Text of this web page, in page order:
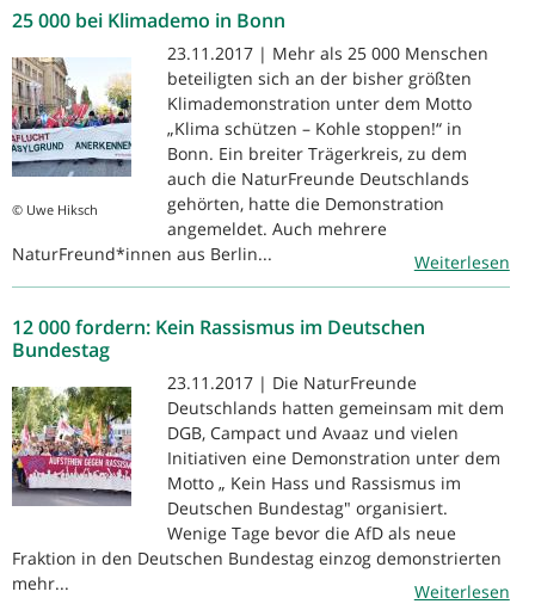
25 000 bei Klimademo in Bonn
© Uwe Hiksch
23.11.2017 | Mehr als 25 000 Menschen
beteiligten sich an der bisher größten
Klimademonstration unter dem Motto
„Klima schützen – Kohle stoppen!“ in
Bonn. Ein breiter Trägerkreis, zu dem
auch die NaturFreunde Deutschlands
gehörten, hatte die Demonstration
angemeldet. Auch mehrere
NaturFreund*innen aus Berlin...
Weiterlesen
12 000 fordern: Kein Rassismus im Deutschen
Bundestag
23.11.2017 | Die NaturFreunde
Deutschlands hatten gemeinsam mit dem
DGB, Campact und Avaaz und vielen
Initiativen eine Demonstration unter dem
Motto „ Kein Hass und Rassismus im
Deutschen Bundestag" organisiert.
Wenige Tage bevor die AfD als neue
Fraktion in den Deutschen Bundestag einzog demonstrierten
mehr...
Weiterlesen